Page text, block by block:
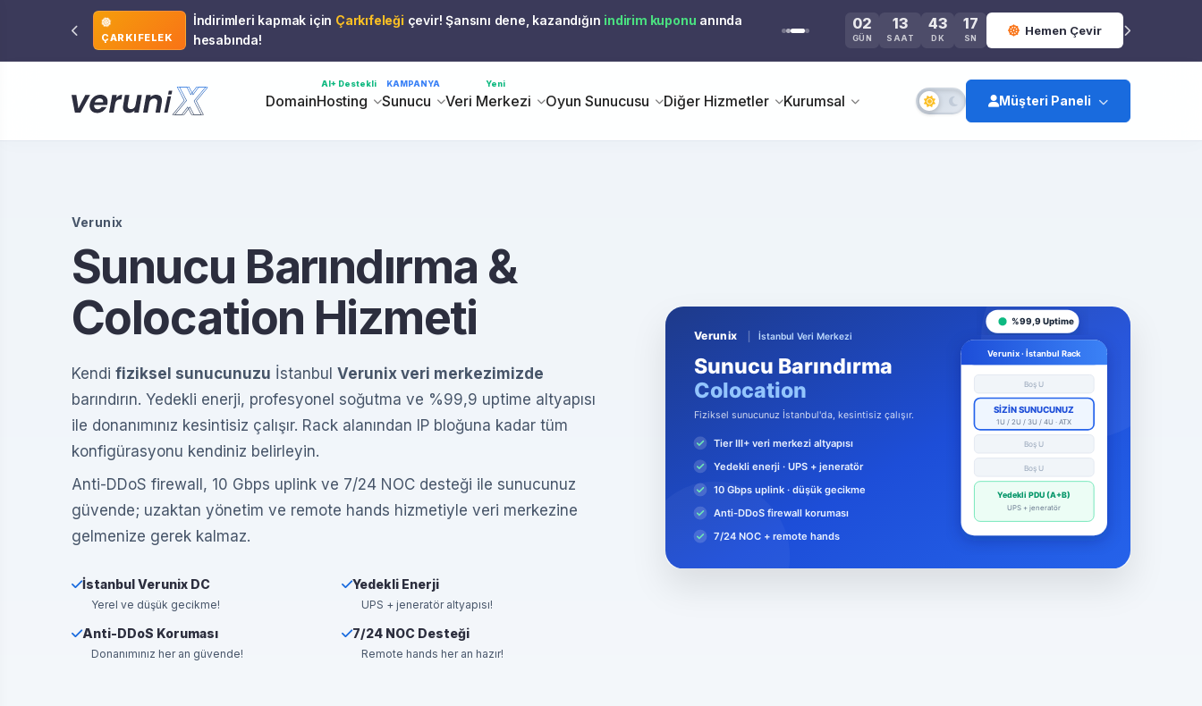
ÇARKIFELEK
İndirimleri kapmak için Çarkıfeleği çevir! Şansını dene, kazandığın indirim kuponu anında
hesabında!
02
GÜN
13
SAAT
43
DK
17
SN
Hemen Çevir
Domain
AI+ Destekli
Hosting
KAMPANYA
Sunucu
Yeni
Veri Merkezi Oyun Sunucusu Diğer Hizmetler Kurumsal Müşteri Paneli
Kayıt Ol
Şifremi Unuttum
Hesabınızı kurtarın
Destek Talebi Aç
Bize ulaşın
Verunix
Sunucu Barındırma &
Colocation Hizmeti
Kendi fiziksel sunucunuzu İstanbul Verunix veri merkezimizde
barındırın. Yedekli enerji, profesyonel soğutma ve %99,9 uptime altyapısı
ile donanımınız kesintisiz çalışır. Rack alanından IP bloğuna kadar tüm
konfigürasyonu kendiniz belirleyin.
Anti-DDoS firewall, 10 Gbps uplink ve 7/24 NOC desteği ile sunucunuz
güvende; uzaktan yönetim ve remote hands hizmetiyle veri merkezine
gelmenize gerek kalmaz.
İstanbul Verunix DC
Yerel ve düşük gecikme!
Yedekli Enerji
UPS + jeneratör altyapısı!
Anti-DDoS Koruması
Donanımınız her an güvende!
7/24 NOC Desteği
Remote hands her an hazır!